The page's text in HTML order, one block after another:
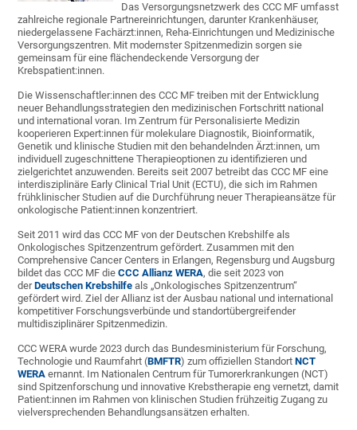
Das Versorgungsnetzwerk des CCC MF umfasst
zahlreiche regionale Partnereinrichtungen, darunter Krankenhäuser,
niedergelassene Fachärzt:innen, Reha-Einrichtungen und Medizinische
Versorgungszentren. Mit modernster Spitzenmedizin sorgen sie
gemeinsam für eine flächendeckende Versorgung der
Krebspatient:innen.
Die Wissenschaftler:innen des CCC MF treiben mit der Entwicklung
neuer Behandlungsstrategien den medizinischen Fortschritt national
und international voran. Im Zentrum für Personalisierte Medizin
kooperieren Expert:innen für molekulare Diagnostik, Bioinformatik,
Genetik und klinische Studien mit den behandelnden Ärzt:innen, um
individuell zugeschnittene Therapieoptionen zu identifizieren und
zielgerichtet anzuwenden. Bereits seit 2007 betreibt das CCC MF eine
interdisziplinäre Early Clinical Trial Unit (ECTU), die sich im Rahmen
frühklinischer Studien auf die Durchführung neuer Therapieansätze für
onkologische Patient:innen konzentriert.
Seit 2011 wird das CCC MF von der Deutschen Krebshilfe als
Onkologisches Spitzenzentrum gefördert. Zusammen mit den
Comprehensive Cancer Centers in Erlangen, Regensburg und Augsburg
bildet das CCC MF dieCCC Allianz WERA, die seit 2023 von
derDeutschen Krebshilfe als „Onkologisches Spitzenzentrum“
gefördert wird. Ziel der Allianz ist der Ausbau national und international
kompetitiver Forschungsverbünde und standortübergreifender
multidisziplinärer Spitzenmedizin.
CCC WERA wurde 2023 durch das Bundesministerium für Forschung,
Technologie und Raumfahrt (BMFTR) zum offiziellen StandortNCT
WERAernannt. Im Nationalen Centrum für Tumorerkrankungen (NCT)
sind Spitzenforschung und innovative Krebstherapie eng vernetzt, damit
Patient:innen im Rahmen von klinischen Studien frühzeitig Zugang zu
vielversprechenden Behandlungsansätzen erhalten.